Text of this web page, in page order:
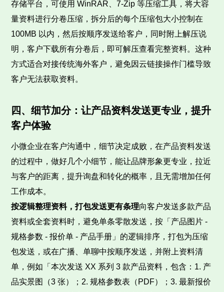
存储平台，可使用 WinRAR、7-Zip 等压缩工具，将大容
量资料进行分卷压缩，拆分后的每个压缩包大小控制在
100MB 以内，然后按顺序发送给客户，同时附上解压说
明，客户下载所有分卷后，即可解压查看完整资料。这种
方式适合对接传统海外客户，避免因云链接操作门槛导致
客户无法获取资料。
四、细节加分：让产品资料发送更专业，提升
客户体验
小微企业在客户沟通中，细节决定成败，在产品资料发送
的过程中，做好几个小细节，能让品牌形象更专业，拉近
与客户的距离，提升询盘和转化的概率，且无需增加任何
工作成本。
按逻辑整理资料，打包发送更有条理向客户发送多款产品
资料或全套资料时，避免单条零散发送，按「产品图片 -
规格参数 - 报价单 - 产品手册」的逻辑排序，打包为压缩
包发送，或在广播、单聊中按顺序发送，并附上资料清
单，例如「本次发送 XX 系列 3 款产品资料，包含：1. 产
品实景图（3 张）；2. 规格参数表（PDF）；3. 最新报价